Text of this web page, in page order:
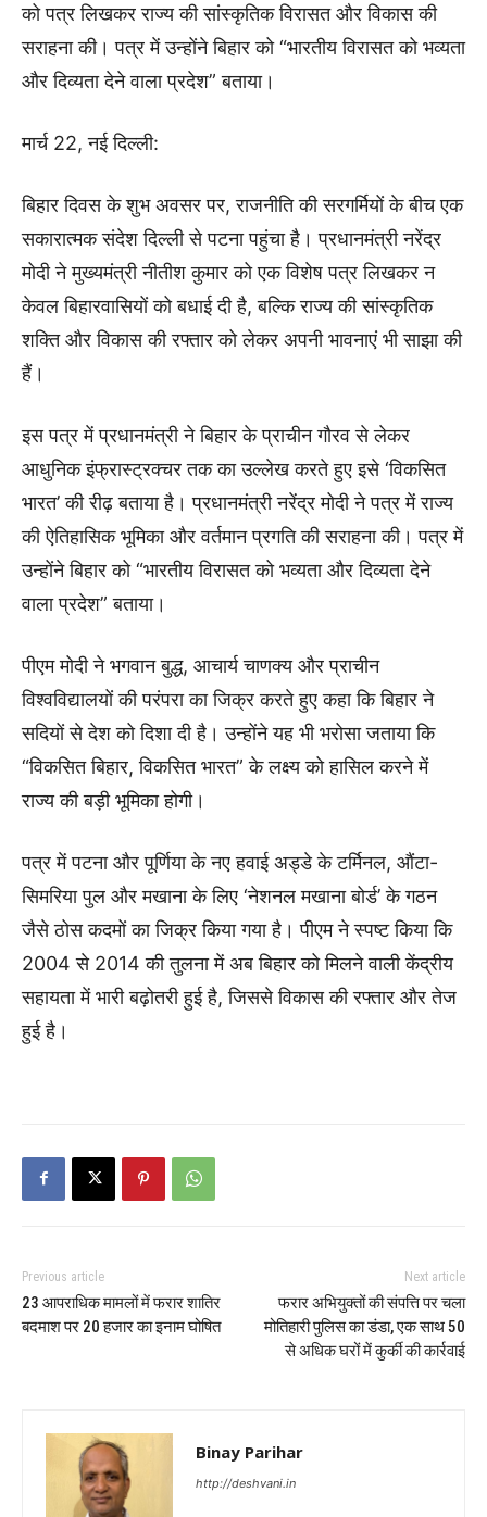
को पत्र लिखकर राज्य की सांस्कृतिक विरासत और विकास की
सराहना की। पत्र में उन्होंने बिहार को “भारतीय विरासत को भव्यता
और दिव्यता देने वाला प्रदेश” बताया।
मार्च 22, नई दिल्ली:
बिहार दिवस के शुभ अवसर पर, राजनीति की सरगर्मियों के बीच एक
सकारात्मक संदेश दिल्ली से पटना पहुंचा है। प्रधानमंत्री नरेंद्र
मोदी ने मुख्यमंत्री नीतीश कुमार को एक विशेष पत्र लिखकर न
केवल बिहारवासियों को बधाई दी है, बल्कि राज्य की सांस्कृतिक
शक्ति और विकास की रफ्तार को लेकर अपनी भावनाएं भी साझा की
हैं।
इस पत्र में प्रधानमंत्री ने बिहार के प्राचीन गौरव से लेकर
आधुनिक इंफ्रास्ट्रक्चर तक का उल्लेख करते हुए इसे ‘विकसित
भारत’ की रीढ़ बताया है। प्रधानमंत्री नरेंद्र मोदी ने पत्र में राज्य
की ऐतिहासिक भूमिका और वर्तमान प्रगति की सराहना की। पत्र में
उन्होंने बिहार को “भारतीय विरासत को भव्यता और दिव्यता देने
वाला प्रदेश” बताया।
पीएम मोदी ने भगवान बुद्ध, आचार्य चाणक्य और प्राचीन
विश्वविद्यालयों की परंपरा का जिक्र करते हुए कहा कि बिहार ने
सदियों से देश को दिशा दी है। उन्होंने यह भी भरोसा जताया कि
“विकसित बिहार, विकसित भारत” के लक्ष्य को हासिल करने में
राज्य की बड़ी भूमिका होगी।
पत्र में पटना और पूर्णिया के नए हवाई अड्डे के टर्मिनल, औंटा-
सिमरिया पुल और मखाना के लिए ‘नेशनल मखाना बोर्ड’ के गठन
जैसे ठोस कदमों का जिक्र किया गया है। पीएम ने स्पष्ट किया कि
2004 से 2014 की तुलना में अब बिहार को मिलने वाली केंद्रीय
सहायता में भारी बढ़ोतरी हुई है, जिससे विकास की रफ्तार और तेज
हुई है।
Previous article
23 आपराधिक मामलों में फरार शातिर
बदमाश पर 20 हजार का इनाम घोषित
Next article
फरार अभियुक्तों की संपत्ति पर चला
मोतिहारी पुलिस का डंडा, एक साथ 50
से अधिक घरों में कुर्की की कार्रवाई
Binay Parihar
http://deshvani.in